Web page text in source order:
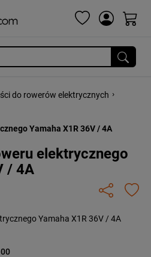
do rowerów elektrycznych ›
Yamaha X1R 36V / 4A
elektrycznego
/ 4A